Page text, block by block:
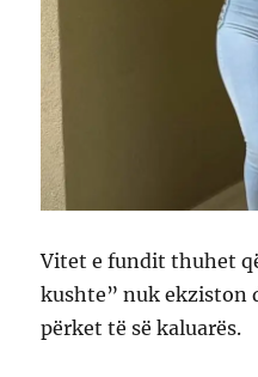
Vitet e fundit thuhet
kushte” nuk ekziston
përket të së kaluarës.